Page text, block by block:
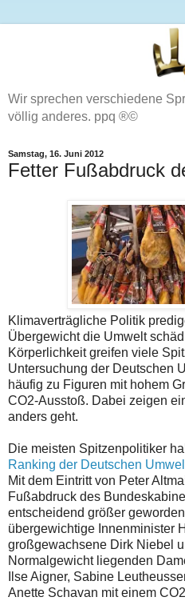
Wir sprechen verschiedene
völlig anderes. ppq ®©
Samstag, 16. Juni 2012
Fetter Fußabdruck
Klimaverträgliche Politik
Übergewicht die Umwelt
Körperlichkeit greifen viele
Untersuchung der Deutschen
häufig zu Figuren mit hohem
CO2-Ausstoß. Dabei zeigen
anders geht.
Die meisten Spitzenpolitiker
Ranking der Deutschen
Mit dem Eintritt von Peter
Fußabdruck des
entscheidend größer
übergewichtige Innenminister
großgewachsene Dirk Niebel
Normalgewicht liegenden
Ilse Aigner, Sabine
Anette Schavan mit einem